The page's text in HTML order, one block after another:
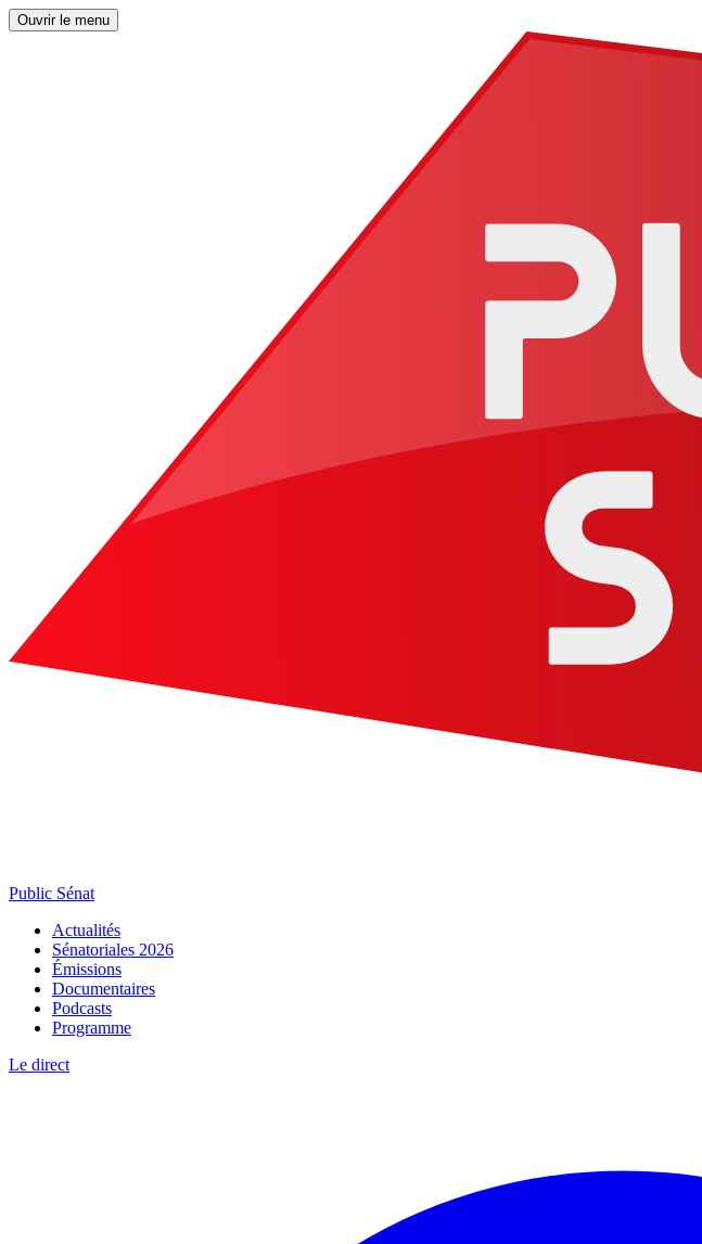
Ouvrir le menu
Public Sénat
Actualités
Sénatoriales 2026
Émissions
Documentaires
Podcasts
Programme
Le direct